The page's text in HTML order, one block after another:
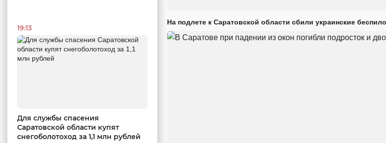
19:13
Для службы спасения
Саратовской области купят
снегоболотоход за 1,1 млн рублей
На подлете к Саратовской области сбили украинские